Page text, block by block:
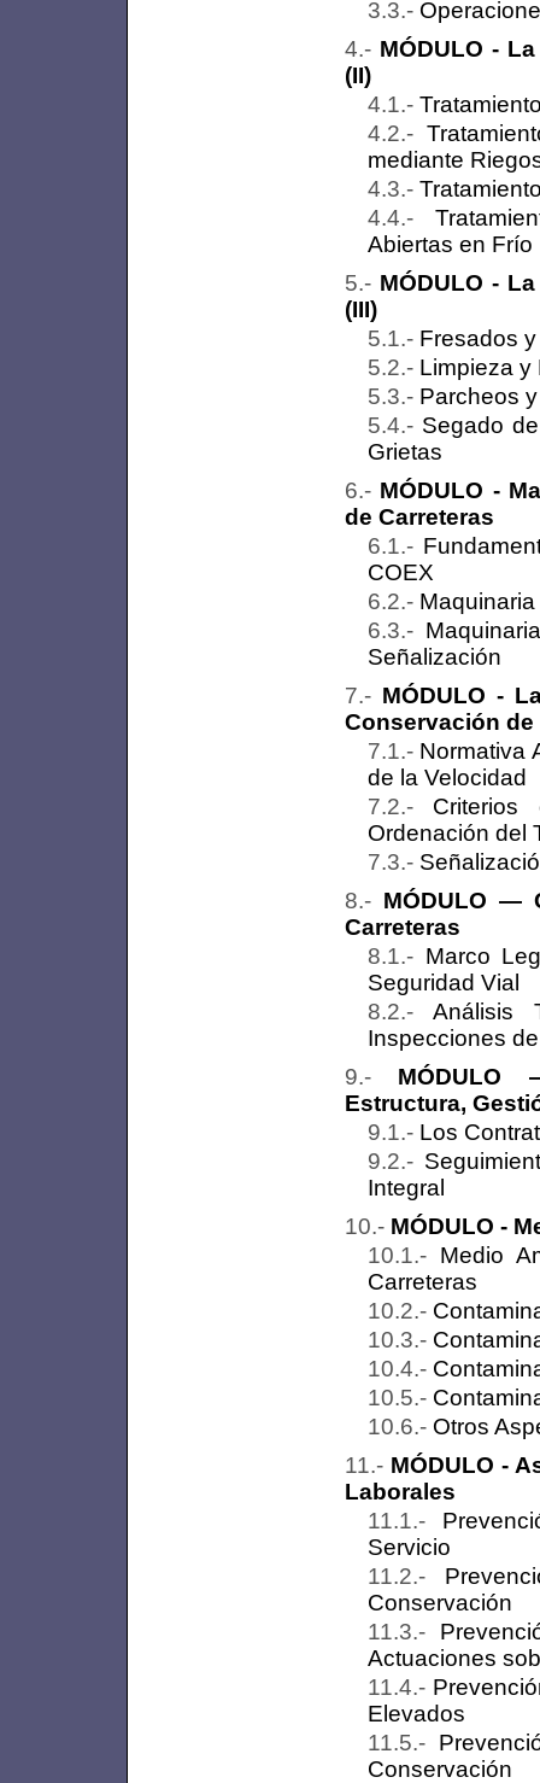
MÓDULO -
(II)
mediante
Abiertas en Frío
MÓDULO -
(III)
Fresados
Limpieza y
Parcheos
Segado
Grietas
MÓDULO -
de Carreteras
COEX
Señalización
MÓDULO -
Conservación de
Normativa
de la Velocidad
Ordenación del
MÓDULO —
Carreteras
Marco
Seguridad Vial
Análisis
Inspecciones
MÓDULO
Estructura,
Los
Integral
MÓDULO -
Medio
Carreteras
Otros
MÓDULO -
Laborales
Servicio
Conservación
Actuaciones
Elevados
Conservación